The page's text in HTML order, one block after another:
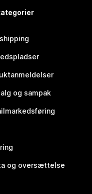
og sampak
og oversættelse